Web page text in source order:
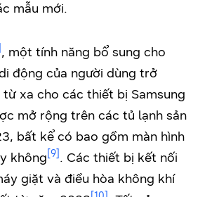
mẫu mới.
, một tính năng bổ sung cho
động của người dùng trở
từ xa cho các thiết bị Samsung
mở rộng trên các tủ lạnh sản
bất kể có bao gồm màn hình
không [9] . Các thiết bị kết nối
giặt và điều hòa không khí